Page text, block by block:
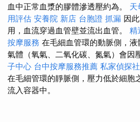
血中正常血漿的膠體滲透壓約為。 天
用評估 安養院 新店 台胞證 抓漏 因
用，血流穿過血管壁並流出血管。 精
按摩服務 在毛細血管環的動脈側，
氣體（氧氣、二氧化碳、氮氣）會因
子中心 台中按摩服務推薦 私家偵探社
在毛細管環的靜脈側，壓力低於細胞
流入容器中。